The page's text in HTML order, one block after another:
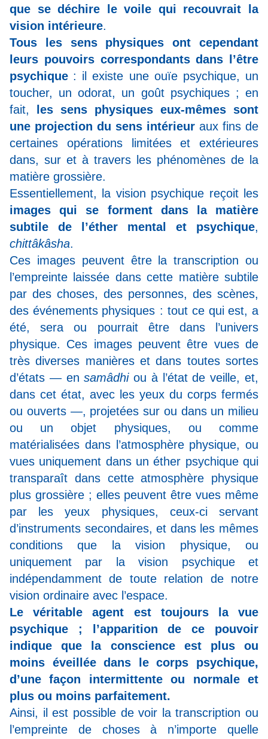
que se déchire le voile qui recouvrait la
vision intérieure.
Tous les sens physiques ont cependant
leurs pouvoirs correspondants dans l’être
psychique : il existe une ouïe psychique, un
toucher, un odorat, un goût psychiques ; en
fait,
les sens physiques eux-mêmes sont
une projection du sens intérieur aux fins de
certaines opérations limitées et extérieures
dans, sur et à travers les phénomènes de la
matière grossière.
Essentiellement, la vision psychique reçoit les
images qui se forment dans la matière
subtile de l’éther mental et psychique,
chittâkâsha.
Ces images peuvent être la transcription ou
l’empreinte laissée dans cette matière subtile
par des choses, des personnes, des scènes,
des événements physiques : tout ce qui est, a
été, sera ou pourrait être dans l’univers
physique. Ces images peuvent être vues de
très diverses manières et dans toutes sortes
d’états — ensamâdhiou à l’état de veille, et,
dans cet état, avec les yeux du corps fermés
ou ouverts —, projetées sur ou dans un milieu
ou un objet physiques, ou comme
matérialisées dans l’atmosphère physique, ou
vues uniquement dans un éther psychique qui
transparaît dans cette atmosphère physique
plus grossière ; elles peuvent être vues même
par les yeux physiques, ceux-ci servant
d’instruments secondaires, et dans les mêmes
conditions que la vision physique, ou
uniquement par la vision psychique et
indépendamment de toute relation de notre
vision ordinaire avec l’espace.
Le véritable agent est toujours la vue
psychique ; l’apparition de ce pouvoir
indique que la conscience est plus ou
moins éveillée dans le corps psychique,
d’une façon intermittente ou normale et
plus ou moins parfaitement.
Ainsi, il est possible de voir la transcription ou
l’empreinte de choses à n’importe quelle